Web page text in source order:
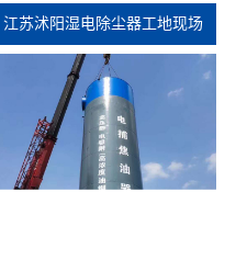
江苏沭阳湿电除尘器工地现场